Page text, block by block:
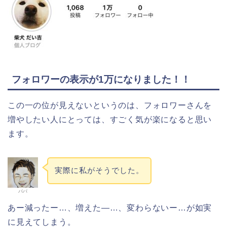
フォロワーの表示が1万になりました！！
この一の位が見えないというのは、フォロワーさんを
増やしたい人にとっては、すごく気が楽になると思い
ます。
パパ
実際に私がそうでした。
あー減ったー…、増えた―…、変わらないー…が如実
に見えてしまう。